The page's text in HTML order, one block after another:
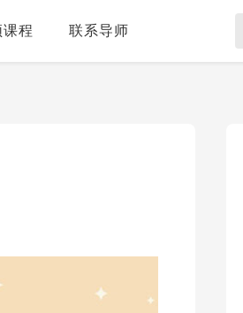
程 联系导师